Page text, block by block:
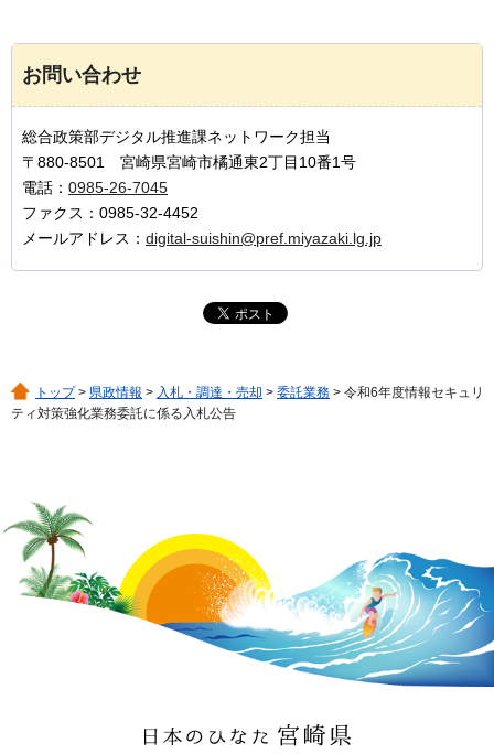
お問い合わせ
総合政策部デジタル推進課ネットワーク担当
〒880-8501 宮崎県宮崎市橘通東2丁目10番1号
電話： 0985-26-7045
ファクス：0985-32-4452
メールアドレス： digital-suishin@pref.miyazaki.lg.jp
トップ> 県政情報 > 入札・調達・売却 > 委託業務 > 令和6年度情報セキュリ
ティ対策強化業務委託に係る入札公告
日本のひなた 宮崎県